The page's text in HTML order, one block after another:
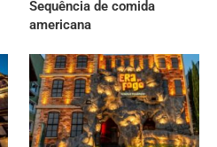
Sequência de comida
americana